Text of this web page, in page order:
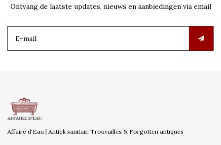
Ontvang de laatste updates, nieuws en aanbiedingen via email
Affaire d'Eau | Antiek sanitair, Trouvailles & Forgotten antiques